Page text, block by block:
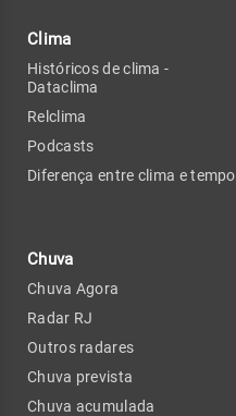
Clima
Históricos de clima -
Dataclima
Relclima
Podcasts
Diferença entre clima e tempo
Chuva
Chuva Agora
Radar RJ
Outros radares
Chuva prevista
Chuva acumulada